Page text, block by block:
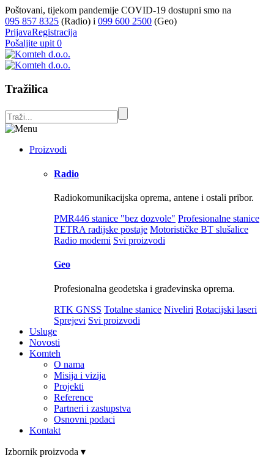
Poštovani, tijekom pandemije COVID-19 dostupni smo na
095 857 8325 (Radio) i 099 600 2500 (Geo)
PrijavaRegistracija
Pošaljite upit 0
Tražilica
Proizvodi
Radio
Radiokomunikacijska oprema, antene i ostali pribor.
PMR446 stanice "bez dozvole" Profesionalne stanice
TETRA radijske postaje Motorističke BT slušalice
Radio modemi Svi proizvodi
Geo
Profesionalna geodetska i građevinska oprema.
RTK GNSS Totalne stanice Niveliri Rotacijski laseri
Sprejevi Svi proizvodi
Usluge
Novosti
Komteh
O nama
Misija i vizija
Projekti
Reference
Partneri i zastupstva
Osnovni podaci
Kontakt
Izbornik proizvoda ▾